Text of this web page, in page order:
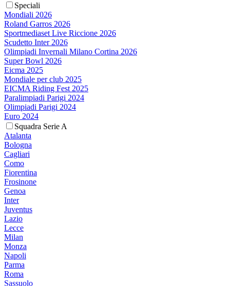
Speciali
Mondiali 2026
Roland Garros 2026
Sportmediaset Live Riccione 2026
Scudetto Inter 2026
Olimpiadi Invernali Milano Cortina 2026
Super Bowl 2026
Eicma 2025
Mondiale per club 2025
EICMA Riding Fest 2025
Paralimpiadi Parigi 2024
Olimpiadi Parigi 2024
Euro 2024
Squadra Serie A
Atalanta
Bologna
Cagliari
Como
Fiorentina
Frosinone
Genoa
Inter
Juventus
Lazio
Lecce
Milan
Monza
Napoli
Parma
Roma
Sassuolo